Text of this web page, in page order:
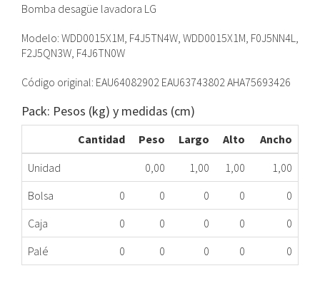
Bomba desagüe lavadora LG
Modelo: WDD0015X1M, F4J5TN4W, WDD0015X1M, F0J5NN4L,
F2J5QN3W, F4J6TN0W
Código original: EAU64082902 EAU63743802 AHA75693426
Pack: Pesos (kg) y medidas (cm)
Cantidad Peso Largo Alto
Ancho
Unidad
0,00 1,00 1,00
1,00
Bolsa
0 0 0 0
0
Caja
0 0 0 0
0
Palé
0 0 0 0 0